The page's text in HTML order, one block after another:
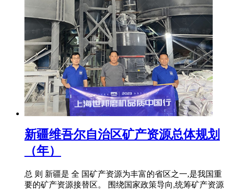
新疆维吾尔自治区矿产资源总体规划
（年）
总 则 新疆是 全 国矿产资源为丰富的省区之一,是我国重
要的矿产资源接替区。 围绕国家政策导向,统筹矿产资源